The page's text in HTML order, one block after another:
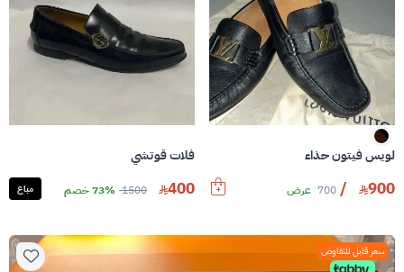
لويس فيتون حذاء
900
/
700 عرض
فلات قوتشي
400
1500 73% خصم مباع
سعر قابل للتفاوض